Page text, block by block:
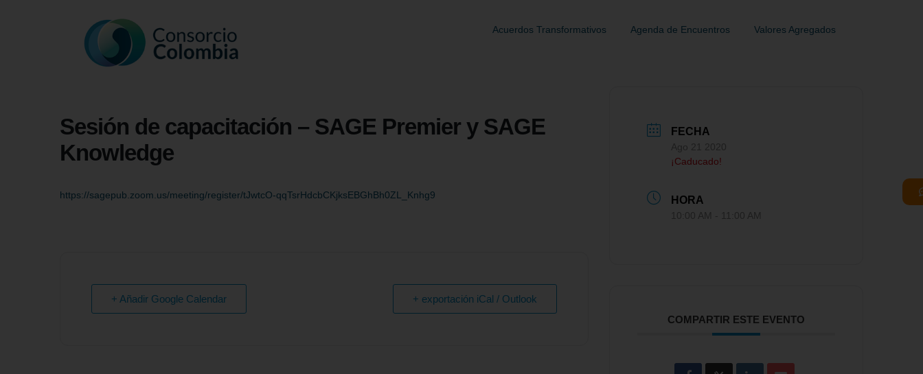
Acuerdos Transformativos Agenda de Encuentros Valores Agregados
Sesión de capacitación – SAGE Premier y SAGE
Knowledge
https://sagepub.zoom.us/meeting/register/tJwtcO-qqTsrHdcbCKjksEBGhBh0ZL_Knhg9
+ Añadir Google Calendar + exportación iCal / Outlook
FECHA
¡Caducado!
HORA
COMPARTIR ESTE EVENTO